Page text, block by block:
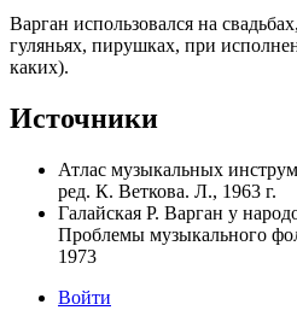
Варган использовался на
гуляньях, пирушках, при
каких).
Источники
Атлас музыкальных
ред. К. Веткова. Л., 1963 г.
Галайская Р. Варган у
Проблемы музыкального
1973
Войти